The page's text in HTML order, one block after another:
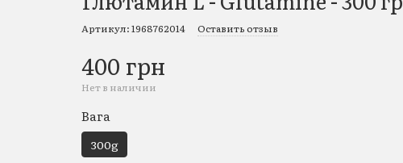
Артикул: 1968762014 Оставить отзыв
400 грн
Нет в наличии
Вага
300g